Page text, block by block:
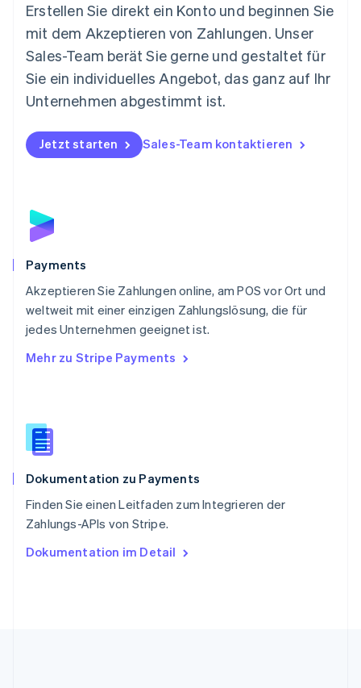
Erstellen Sie direkt ein Konto und beginnen Sie
mit dem Akzeptieren von Zahlungen. Unser
Sales-Team berät Sie gerne und gestaltet für
Sie ein individuelles Angebot, das ganz auf Ihr
Unternehmen abgestimmt ist.
Jetzt starten Sales-Team kontaktieren
Payments
Akzeptieren Sie Zahlungen online, am POS vor Ort und
weltweit mit einer einzigen Zahlungslösung, die für
jedes Unternehmen geeignet ist.
Mehr zu Stripe Payments
Dokumentation zu Payments
Finden Sie einen Leitfaden zum Integrieren der
Zahlungs-APIs von Stripe.
Dokumentation im Detail
English
Niederlande
Nederlands English
Norwegen
English
Österreich
Polen
English
Portugal
Schweden
Schweiz
Singapur
English简体中文
Slowakei
Slowenien
English
Spanien
Thailand
Tschechische Republik
English
English